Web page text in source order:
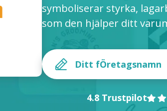
symboliserar styrka,
som den hjälper ditt
4.8 Trustpilot